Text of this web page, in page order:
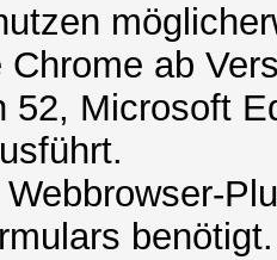
Chrome ab
52, Microsoft
benötigt.